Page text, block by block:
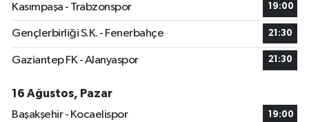
Kasımpaşa - Trabzonspor 19:00
Gençlerbirliği S.K. - Fenerbahçe 21:30
Gaziantep FK - Alanyaspor 21:30
16 Ağustos, Pazar
Başakşehir - Kocaelispor
19:00